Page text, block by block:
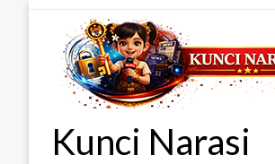
Kunci Narasi